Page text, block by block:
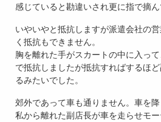
感じていると勘違いされ更に指で摘ん
いやいやと抵抗しますが派遣会社の
く抵抗もできません。
胸を離れた手がスカートの中に入っ
で抵抗しましたが抵抗すればするほ
るみたいでした。
郊外であって車も通りません。車を
私から離れた副店長が車を走らせモ